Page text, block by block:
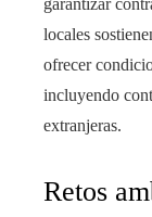
garantizar
locales
ofrecer
incluyendo
extranjeras.
Retos